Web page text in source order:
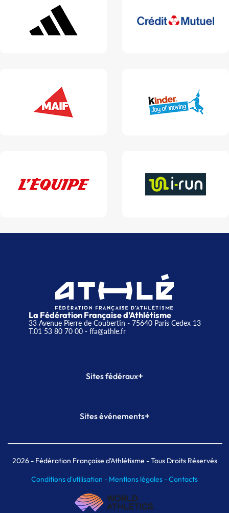
La Fédération Française d'Athlétisme
33 Avenue Pierre de Coubertin - 75640 Paris Cedex 13
T.01 53 80 70 00- ffa@athle.fr
Sites fédéraux+
Plateforme Formation
Sites événements+
Meeting de Paris indoor
MAIF Ekiden de Paris
2026- Fédération Française d'Athlétisme - Tous Droits Réservés
Conditions d'utilisation - Mentions légales -Contacts